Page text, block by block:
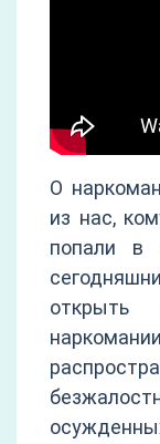
О
из нас,
попали в